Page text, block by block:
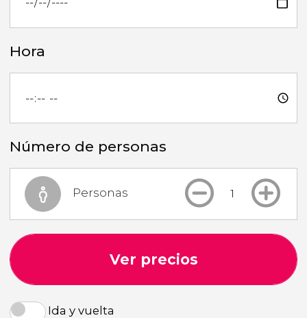
Hora
Número de personas
Personas
Ver precios
Ida y vuelta